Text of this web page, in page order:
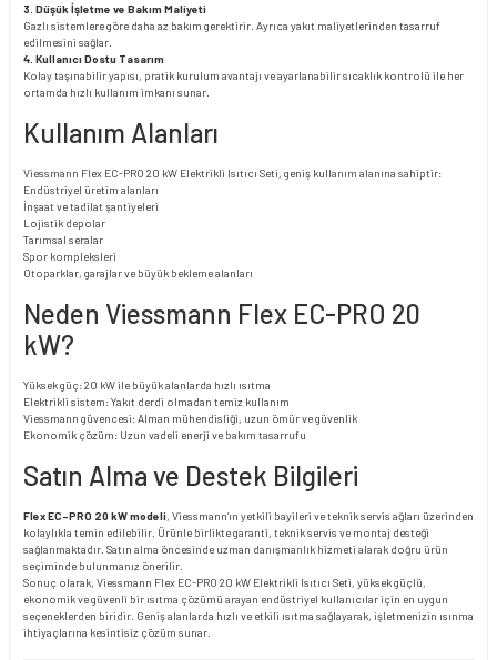
3. Düşük İşletme ve Bakım Maliyeti
Gazlı sistemlere göre daha az bakım gerektirir. Ayrıca yakıt maliyetlerinden tasarruf
edilmesini sağlar.
4. Kullanıcı Dostu Tasarım
Kolay taşınabilir yapısı, pratik kurulum avantajı ve ayarlanabilir sıcaklık kontrolü ile her
ortamda hızlı kullanım imkanı sunar.
Kullanım Alanları
Viessmann Flex EC-PRO 20 kW Elektrikli Isıtıcı Seti, geniş kullanım alanına sahiptir:
Endüstriyel üretim alanları
İnşaat ve tadilat şantiyeleri
Lojistik depolar
Tarımsal seralar
Spor kompleksleri
Otoparklar, garajlar ve büyük bekleme alanları
Neden Viessmann Flex EC-PRO 20
kW?
Yüksek güç: 20 kW ile büyük alanlarda hızlı ısıtma
Elektrikli sistem: Yakıt derdi olmadan temiz kullanım
Viessmann güvencesi: Alman mühendisliği, uzun ömür ve güvenlik
Ekonomik çözüm: Uzun vadeli enerji ve bakım tasarrufu
Satın Alma ve Destek Bilgileri
Flex EC-PRO 20 kW modeli, Viessmann’ın yetkili bayileri ve teknik servis ağları üzerinden
kolaylıkla temin edilebilir. Ürünle birlikte garanti, teknik servis ve montaj desteği
sağlanmaktadır. Satın alma öncesinde uzman danışmanlık hizmeti alarak doğru ürün
seçiminde bulunmanız önerilir.
Sonuç olarak, Viessmann Flex EC-PRO 20 kW Elektrikli Isıtıcı Seti, yüksek güçlü,
ekonomik ve güvenli bir ısıtma çözümü arayan endüstriyel kullanıcılar için en uygun
seçeneklerden biridir. Geniş alanlarda hızlı ve etkili ısıtma sağlayarak, işletmenizin ısınma
ihtiyaçlarına kesintisiz çözüm sunar.